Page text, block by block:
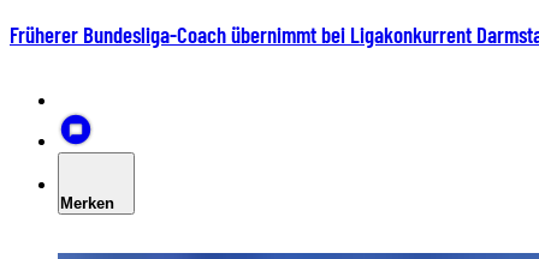
Früherer Bundesliga-Coach übernimmt bei Ligakonkurrent
Merken